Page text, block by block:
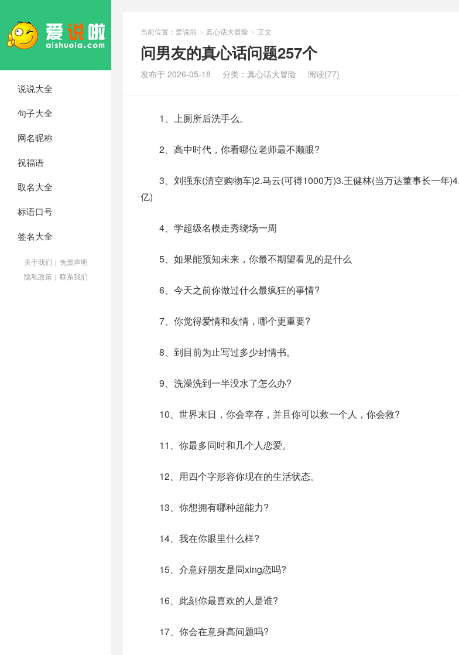
说说大全
句子大全
网名昵称
祝福语
取名大全
标语口号
签名大全
关于我们 | 免责声明
隐私政策 | 联系我们
当前位置： 爱说啦 > 真心话大冒险 > 正文
问男友的真心话问题257个
发布于 2026-05-18 分类： 真心话大冒险 阅读(77)
1、上厕所后洗手么。
2、高中时代，你看哪位老师最不顺眼?
3、刘强东(清空购物车)2.马云(可得1000万)3.王健林(当万达董事长一年
亿)
4、学超级名模走秀绕场一周
5、如果能预知未来，你最不期望看见的是什么
6、今天之前你做过什么最疯狂的事情?
7、你觉得爱情和友情，哪个更重要?
8、到目前为止写过多少封情书。
9、洗澡洗到一半没水了怎么办?
10、世界末日，你会幸存，并且你可以救一个人，你会救?
11、你最多同时和几个人恋爱。
12、用四个字形容你现在的生活状态。
13、你想拥有哪种超能力?
14、我在你眼里什么样?
15、介意好朋友是同xing恋吗?
16、此刻你最喜欢的人是谁?
17、你会在意身高问题吗?